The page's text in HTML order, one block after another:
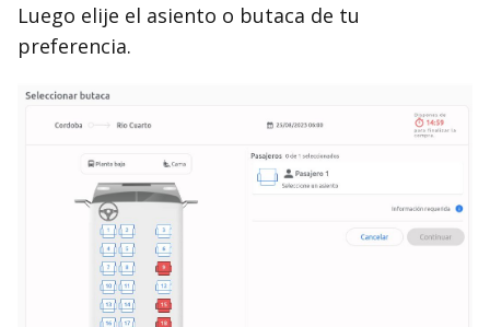
Luego elije el asiento o butaca de tu
preferencia.